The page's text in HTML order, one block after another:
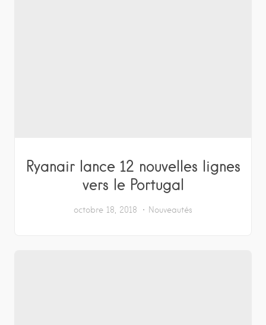
Ryanair lance 12 nouvelles lignes
vers le Portugal
octobre 18, 2018 Nouveautés